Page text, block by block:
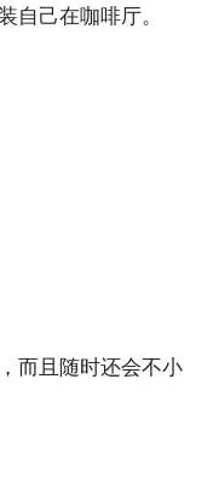
自己在咖啡厅。
而且随时还会不小